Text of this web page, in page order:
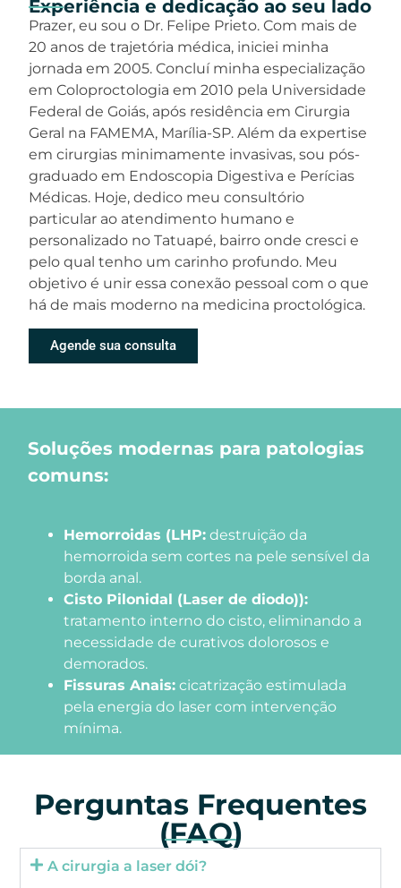
Experiência e dedicação ao seu lado
Prazer, eu sou o Dr. Felipe Prieto. Com mais de
20 anos de trajetória médica, iniciei minha
jornada em 2005. Concluí minha especialização
em Coloproctologia em 2010 pela Universidade
Federal de Goiás, após residência em Cirurgia
Geral na FAMEMA, Marília-SP. Além da expertise
em cirurgias minimamente invasivas, sou pós-
graduado em Endoscopia Digestiva e Perícias
Médicas. Hoje, dedico meu consultório
particular ao atendimento humano e
personalizado no Tatuapé, bairro onde cresci e
pelo qual tenho um carinho profundo. Meu
objetivo é unir essa conexão pessoal com o que
há de mais moderno na medicina proctológica.
Agende sua consulta
Soluções modernas para patologias
comuns:
Hemorroidas (LHP: destruição da
hemorroida sem cortes na pele sensível da
borda anal.
Cisto Pilonidal (Laser de diodo)):
tratamento interno do cisto, eliminando a
necessidade de curativos dolorosos e
demorados.
Fissuras Anais: cicatrização estimulada
pela energia do laser com intervenção
mínima.
Perguntas Frequentes
(FAQ)
A cirurgia a laser dói?